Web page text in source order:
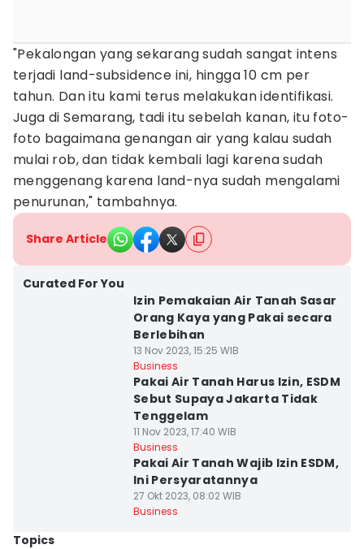
"Pekalongan yang sekarang sudah sangat intens
terjadi land-subsidence ini, hingga 10 cm per
tahun. Dan itu kami terus melakukan identifikasi.
Juga di Semarang, tadi itu sebelah kanan, itu foto-
foto bagaimana genangan air yang kalau sudah
mulai rob, dan tidak kembali lagi karena sudah
menggenang karena land-nya sudah mengalami
penurunan," tambahnya.
Share Article
Curated For You
Izin Pemakaian Air Tanah Sasar
Orang Kaya yang Pakai secara
Berlebihan
13 Nov 2023, 15:25 WIB
Business
Pakai Air Tanah Harus Izin, ESDM
Sebut Supaya Jakarta Tidak
Tenggelam
11 Nov 2023, 17:40 WIB
Business
Pakai Air Tanah Wajib Izin ESDM,
Ini Persyaratannya
27 Okt 2023, 08:02 WIB
Business
Topics